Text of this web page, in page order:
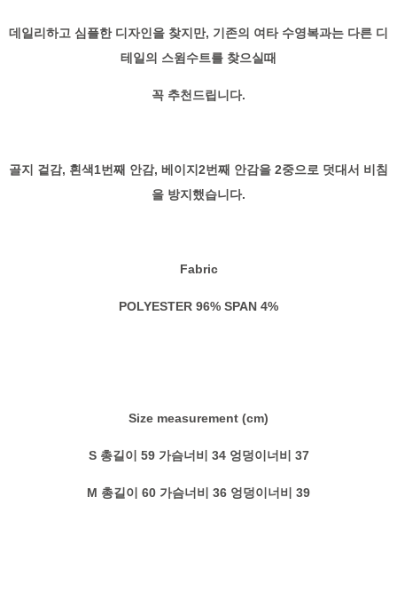
데일리하고 심플한 디자인을 찾지만, 기존의 여타 수영복과는 다른 디
테일의 스윔수트를 찾으실때
꼭 추천드립니다.
골지 겉감, 흰색1번째 안감, 베이지2번째 안감을 2중으로 덧대서 비침
을 방지했습니다.
Fabric
POLYESTER 96% SPAN 4%
Size measurement (cm)
S총길이 59 가슴너비 34 엉덩이너비 37
M 총길이 60 가슴너비 36 엉덩이너비 39